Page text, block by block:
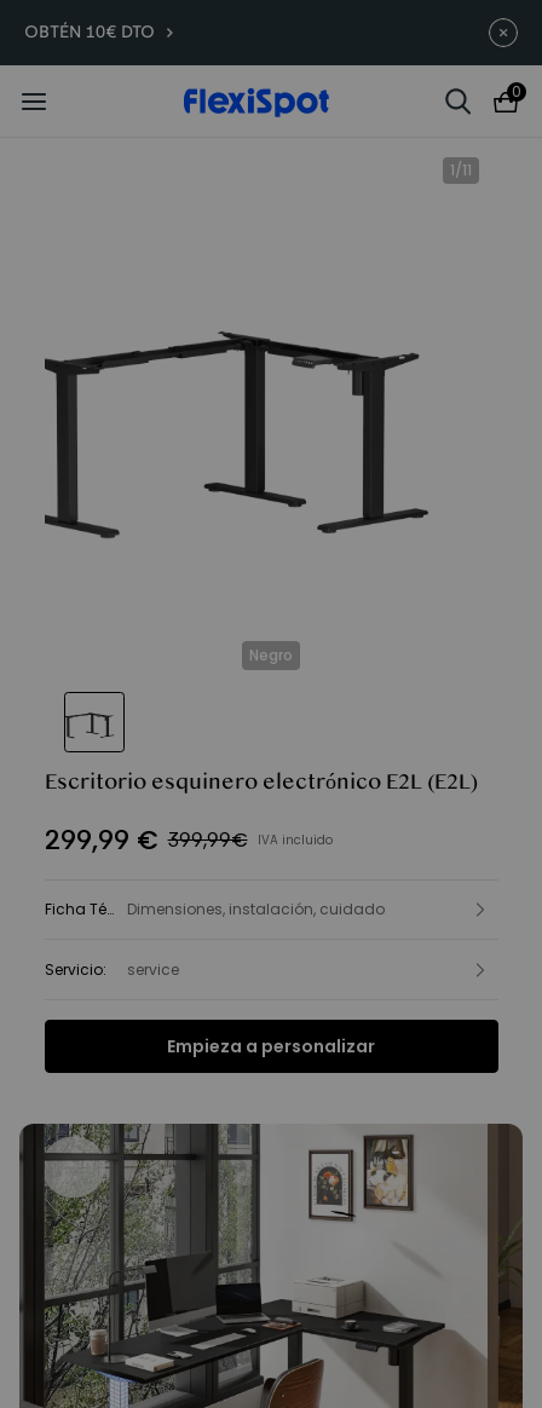
Compra antes, ahorra más | E7
Plus -200 €
: 27
0
1/11
Negro
Escritorio esquinero electrónico E2L (E2L)
299,99 € 399,99€ IVA incluido
Ficha Técnica :
Dimensiones, instalación, cuidado
Servicio: service
Empieza a personalizar
Ficha Técnica
OBTÉN 10€ DTO